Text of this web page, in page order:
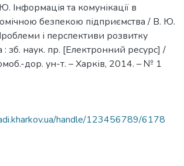
Інформація та комунікації в
безпекою підприємства / В. Ю.
і перспективи розвитку
зб. наук. пр. [Електронний ресурс] /
дор. ун-т. – Харків, 2014. – № 1
handle/123456789/6178